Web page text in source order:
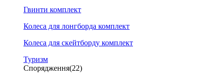
Гвинти комплект
Колеса для лонгборда комплект
Колеса для скейтборду комплект
Туризм
Спорядження(22)